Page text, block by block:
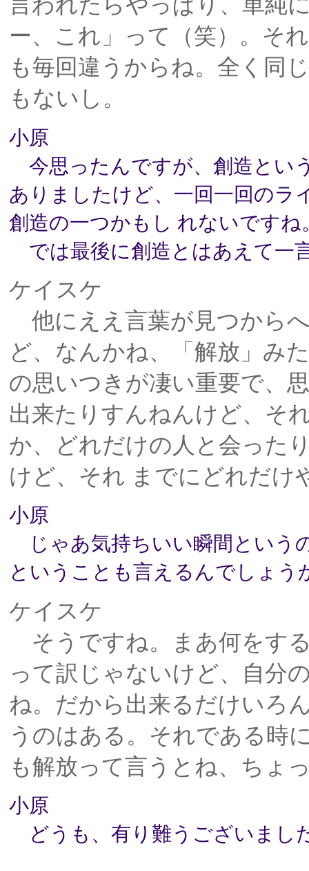
言われたらやっぱり、単純
ー、これ」って（笑）。そ
も毎回違うからね。全く同
もないし。
小原
今思ったんですが、創造とい
ありましたけど、一回一回のラ
創造の一つかもし れないですね
では最後に創造とはあえて一
ケイスケ
他にええ言葉が見つから
ど、なんかね、「解放」み
の思いつきが凄い重要で、
出来たりすんねんけど、そ
か、どれだけの人と会った
けど、それ までにどれだけ
小原
じゃあ気持ちいい瞬間という
ということも言えるんでしょう
ケイスケ
そうですね。まあ何をす
って訳じゃないけど、自分
ね。だから出来るだけいろ
うのはある。それである時
も解放って言うとね、ちょ
小原
どうも、有り難うございまし